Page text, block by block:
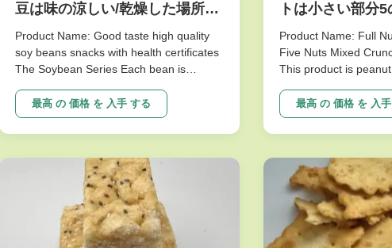
豆は味の涼しい/乾燥した場所
Storagingに塩を加えました
Product Name: Good taste high quality
soy beans snacks with health certificates
The Soybean Series Each bean is
the biggest beans are roasted with our
great care on the production line
imported from Japan. We believe our
最高 の 価格 を 入手 する
トは小さい部分
て混合されるク
ッとした好みを
Product Name: Full
Five Nuts Mixed
This product is peanut
made of peanuts is
will give you joyful and
experience. This
最高 の 価格 を 入